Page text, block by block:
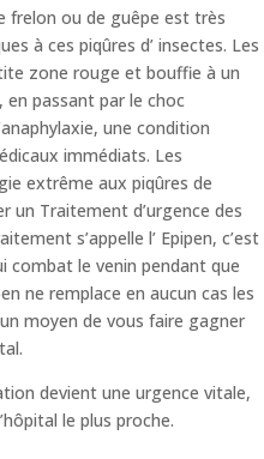
frelon ou de guêpe est très
à ces piqûres d’ insectes. Les
zone rouge et bouffie à un
passant par le choc
une condition
immédiats. Les
extrême aux piqûres de
un Traitement d’urgence des
s’appelle l’ Epipen, c’est
combat le venin pendant que
ne remplace en aucun cas les
moyen de vous faire gagner
devient une urgence vitale,
le plus proche.